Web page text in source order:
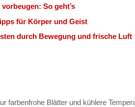
So geht’s
für Körper und Geist
durch Bewegung und frische Luft
farbenfrohe Blätter und kühlere